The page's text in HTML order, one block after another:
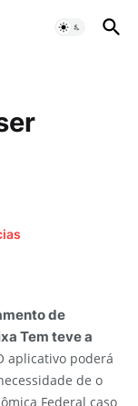
de
Tem teve a
aplicativo poderá
de o
Federal caso